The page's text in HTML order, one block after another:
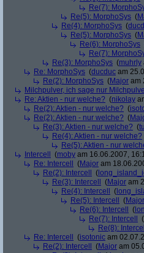
Re(7):
Re(5): MorphoSys (
Re(4): MorphoSys (
Re(5): MorphoSys (
Re(6): MorphoSys
Re(7):
Re(3): MorphoSys (muhrly
Re: MorphoSys (ducduc am
Re(2): MorphoSys (Major am
Milchpulver, ich sage nur
Re: Aktien - nur welche? (nikolay
Re(2): Aktien - nur welche? (
Re(2): Aktien - nur welche? (
Re(3): Aktien - nur welche? (
Re(4): Aktien - nur welche?
Re(5): Aktien - nur
Intercell
(moby am 16.06.2007,
Re: Intercell
(Major am
Re(2): Intercell
(
Re(3): Intercell
(Major am
Re(4): Intercell
(
Re(5): Intercell
(Major
Re(6): Intercell
(
Re(7): Intercell
(
Re(8): Intercell
Re: Intercell
(isotonic am
Re(2): Intercell
(Major am